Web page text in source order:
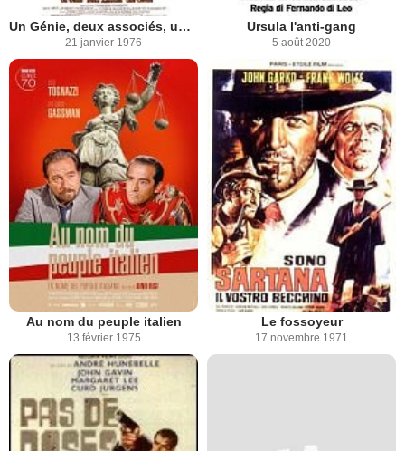
Un Génie, deux associés, une cloche
21 janvier 1976
Ursula l'anti-gang
5 août 2020
Au nom du peuple italien
13 février 1975
Le fossoyeur
17 novembre 1971